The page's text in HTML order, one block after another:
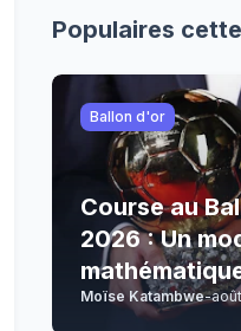
Populaires
Ballon d'or
Course au
2026 : Un
son grand
Moïse Katambwe-